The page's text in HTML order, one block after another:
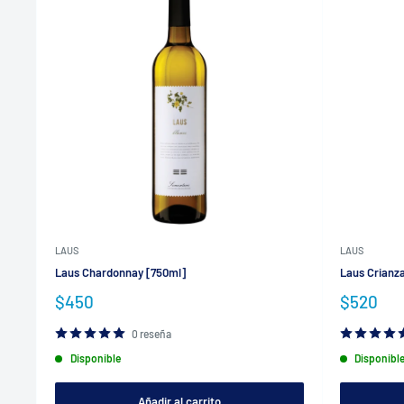
LAUS
Laus Chardonnay [750ml]
Precio
venta
$450
0 reseña
Disponible
LAUS
Laus
Precio
venta
$520
Disponible